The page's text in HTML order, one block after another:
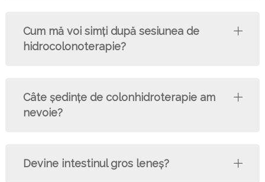
Cum mă voi simți după sesiunea de
hidrocolonoterapie?
Câte şedinţe de colonhidroterapie am
nevoie?
Devine intestinul gros leneş?